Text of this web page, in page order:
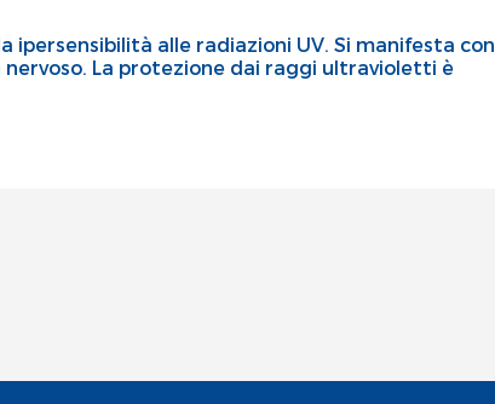
alle radiazioni UV. Si manifesta con
La protezione dai raggi ultravioletti è